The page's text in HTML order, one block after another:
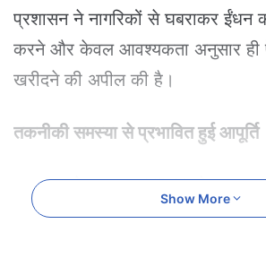
प्रशासन ने नागरिकों से घबराकर ईंधन
करने और केवल आवश्यकता अनुसार ही
खरीदने की अपील की है।
तकनीकी समस्या से प्रभावित हुई आपूर्ति
प्रशासन के अनुसार HPCL के मुख्य
तकनीकी खराबी के कारण जिले के कई
Show More